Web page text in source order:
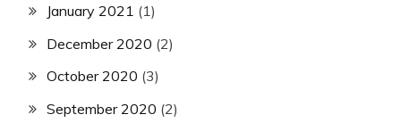
January 2021 (1)
December 2020 (2)
October 2020 (3)
September 2020 (2)